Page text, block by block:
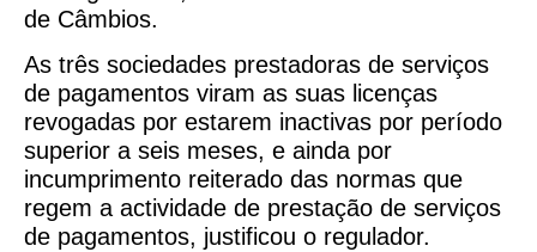
de Câmbios.
As três sociedades prestadoras de serviços
de pagamentos viram as suas licenças
revogadas por estarem inactivas por período
superior a seis meses, e ainda por
incumprimento reiterado das normas que
regem a actividade de prestação de serviços
de pagamentos, justificou o regulador.